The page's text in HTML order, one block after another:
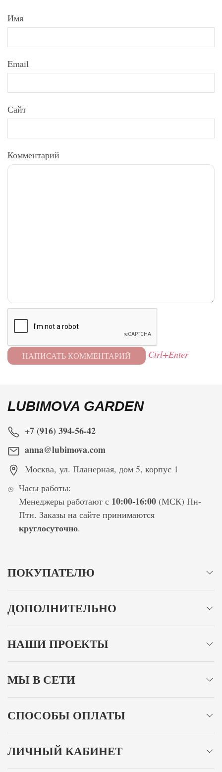
Имя
Email
Сайт
Комментарий
Ctrl+Enter
LUBIMOVA GARDEN
+7 (916) 394-56-42
anna@lubimova.com
Москва, ул. Планерная, дом 5, корпус 1
Часы работы:
Менеджеры работают с 10:00-16:00(МСК) Пн-
Птн. Заказы на сайте принимаются
круглосуточно.
ПОКУПАТЕЛЮ
ДОПОЛНИТЕЛЬНО
НАШИ ПРОЕКТЫ
МЫ В СЕТИ
СПОСОБЫ ОПЛАТЫ
ЛИЧНЫЙ КАБИНЕТ